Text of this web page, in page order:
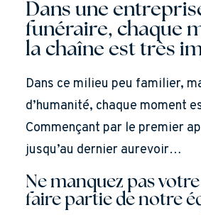
Dans une
funéraire, chaque
la chaîne est très
Dans ce milieu peu familier,
d’humanité, chaque moment
Commençant par le premier
jusqu’au dernier aurevoir…
Ne manquez pas
faire partie de notre